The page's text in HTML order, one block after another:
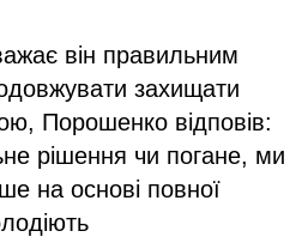
він правильним
захищати
Порошенко відповів:
рішення чи погане, ми
на основі повної